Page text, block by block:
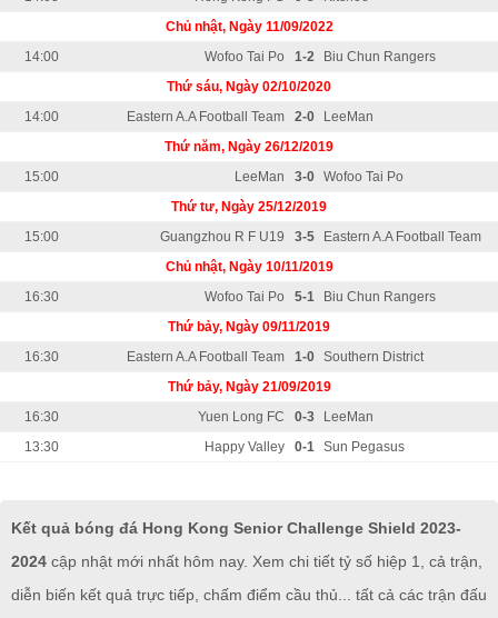
Chủ nhật, Ngày 11/09/2022
14:00
Wofoo Tai Po 1-2
Biu Chun Rangers
Thứ sáu, Ngày 02/10/2020
14:00
Eastern A.A Football Team 2-0
LeeMan
Thứ năm, Ngày 26/12/2019
15:00
LeeMan 3-0
Wofoo Tai Po
Thứ tư, Ngày 25/12/2019
15:00
Guangzhou R F U19 3-5
Eastern A.A Football Team
Chủ nhật, Ngày 10/11/2019
16:30
Wofoo Tai Po 5-1
Biu Chun Rangers
Thứ bảy, Ngày 09/11/2019
16:30
Eastern A.A Football Team 1-0
Southern District
Thứ bảy, Ngày 21/09/2019
16:30
Yuen Long FC 0-3
LeeMan
13:30
Happy Valley 0-1 Sun Pegasus
Kết quả bóng đá Hong Kong Senior Challenge Shield 2023-
2024 cập nhật mới nhất hôm nay. Xem chi tiết tỷ số hiệp 1, cả trận,
diễn biến kết quả trực tiếp, chấm điểm cầu thủ... tất cả các trận đấu